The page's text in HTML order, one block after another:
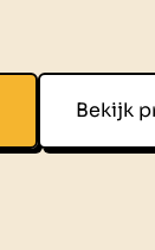
Bekijk